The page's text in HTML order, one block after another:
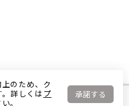
のため、ク
詳しくは プ
。
承諾する